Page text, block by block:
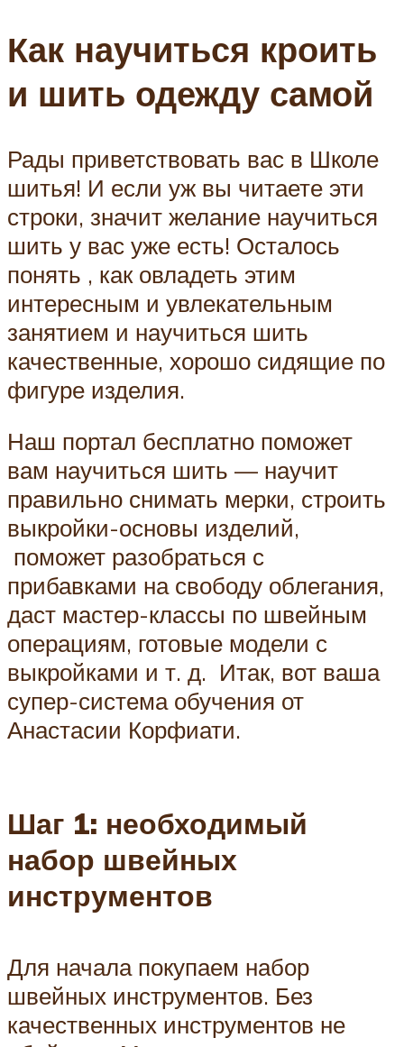
Как научиться кроить
и шить одежду самой
Рады приветствовать вас в Школе
шитья! И если уж вы читаете эти
строки, значит желание научиться
шить у вас уже есть! Осталось
понять , как овладеть этим
интересным и увлекательным
занятием и научиться шить
качественные, хорошо сидящие по
фигуре изделия.
Наш портал бесплатно поможет
вам научиться шить — научит
правильно снимать мерки, строить
выкройки-основы изделий,
поможет разобраться с
прибавками на свободу облегания,
даст мастер-классы по швейным
операциям, готовые модели с
выкройками и т. д. Итак, вот ваша
супер-система обучения от
Анастасии Корфиати.
Шаг 1: необходимый
набор швейных
инструментов
Для начала покупаем набор
швейных инструментов. Без
качественных инструментов не